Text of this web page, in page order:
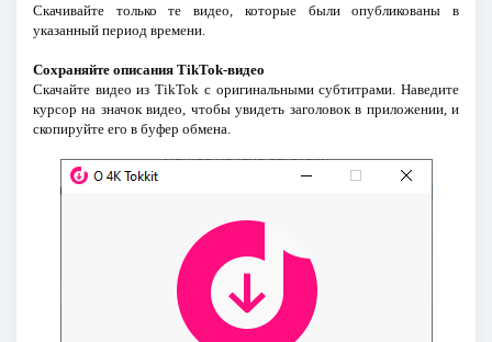
Скачивайте только те видео, которые были опубликованы в
указанный период времени.
Сохраняйте описания TikTok-видео
Скачайте видео из TikTok с оригинальными субтитрами. Наведите
курсор на значок видео, чтобы увидеть заголовок в приложении, и
скопируйте его в буфер обмена.